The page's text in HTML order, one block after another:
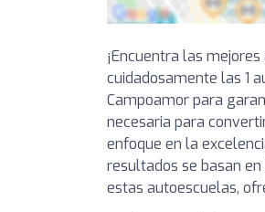
¡Encuentra las
cuidadosamente las 1
Campoamor para
necesaria para
enfoque en la
resultados se basan
estas autoescuelas,